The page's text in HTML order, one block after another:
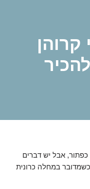
כפתור, אבל יש דברים
במחלה כרונית